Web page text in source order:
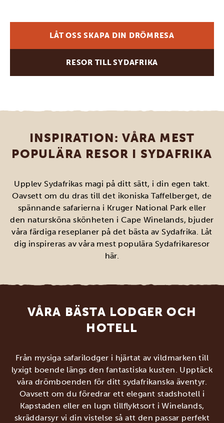
LÅT OSS SKAPA DIN DRÖMRESA
RESOR TILL SYDAFRIKA
INSPIRATION: VÅRA MEST
POPULÄRA RESOR I SYDAFRIKA
Upplev Sydafrikas magi på ditt sätt, i din egen takt.
Oavsett om du dras till det ikoniska Taffelberget, de
spännande safarierna i Kruger National Park eller
den natursköna skönheten i Cape Winelands, bjuder
våra färdiga reseplaner på det bästa av Sydafrika. Låt
dig inspireras av våra mest populära Sydafrikaresor
här.
VÅRA BÄSTA LODGER OCH
HOTELL
Från mysiga safarilodger i hjärtat av vildmarken till
lyxigt boende längs den fantastiska kusten. Upptäck
våra drömboenden för ditt sydafrikanska äventyr.
Oavsett om du föredrar ett elegant stadshotell i
Kapstaden eller en lugn tillflyktsort i Winelands,
skräddarsyr vi din vistelse så att den passar perfekt